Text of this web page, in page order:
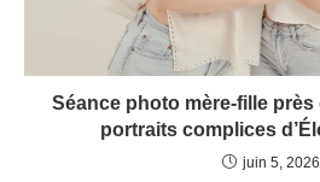
Séance photo mère-fille près
portraits complices
juin 5, 2026